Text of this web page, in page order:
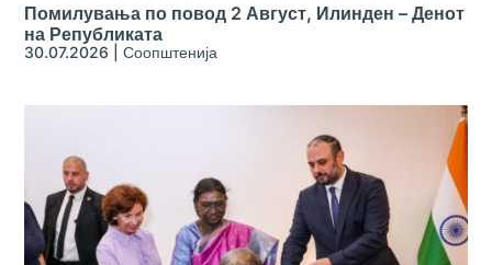
Помилувања по повод 2 Август, Илинден – Денот
на Републиката
30.07.2026 |Соопштенија